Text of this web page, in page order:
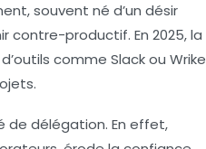
souvent né d’un désir
contre-productif. En 2025, la
comme Slack ou Wrike
de délégation. En effet,